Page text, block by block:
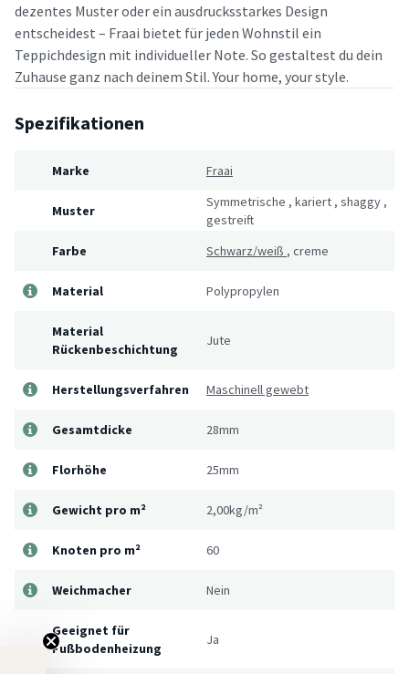
dezentes Muster oder ein ausdrucksstarkes Design
entscheidest – Fraai bietet für jeden Wohnstil ein
Teppichdesign mit individueller Note. So gestaltest du dein
Zuhause ganz nach deinem Stil. Your home, your style.
Spezifikationen
Marke Fraai
Muster
Symmetrische , kariert , shaggy ,
gestreift
Farbe
Schwarz/weiß , creme
Material Polypropylen
Material
Rückenbeschichtung
Jute
Herstellungsverfahren Maschinell gewebt
Gesamtdicke 28mm
Florhöhe 25mm
Gewicht pro m² 2,00kg/m²
Knoten pro m² 60
Weichmacher Nein
Geeignet für
Fußbodenheizung
Ja